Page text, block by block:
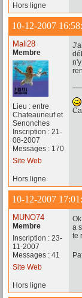
Hors ligne
10-12-2007
Mali28
Membre
Lieu : entre
Chateauneuf et
Senonches
Inscription : 21-
08-2007
Messages : 170
Site Web
Hors ligne
10-12-2007
MUNO74
Membre
Inscription : 23-
11-2007
Messages : 41
Site Web
a
te
Hors ligne